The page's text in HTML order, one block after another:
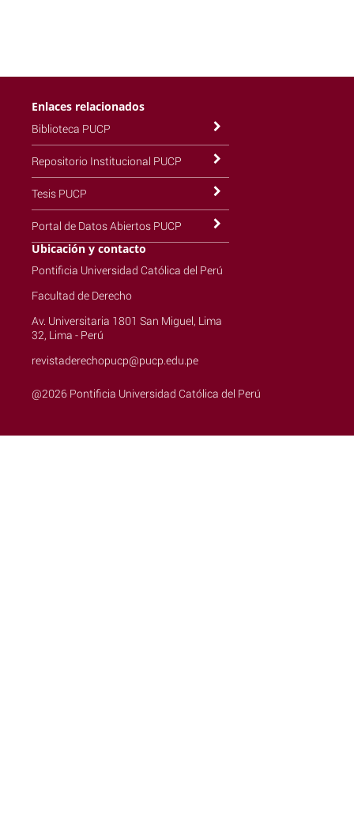
Enlaces relacionados
Biblioteca PUCP
Repositorio Institucional PUCP
Tesis PUCP
Portal de Datos Abiertos PUCP
Ubicación y contacto
Pontificia Universidad Católica del Perú
Facultad de Derecho
Av. Universitaria 1801 San Miguel, Lima
32, Lima - Perú
revistaderechopucp@pucp.edu.pe
@2026 Pontificia Universidad Católica del Perú